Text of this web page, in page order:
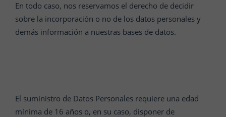
En todo caso, nos reservamos el derecho de decidir
sobre la incorporación o no de los datos personales y
demás información a nuestras bases de datos.
El suministro de Datos Personales requiere una edad
mínima de 16 años o, en su caso, disponer de